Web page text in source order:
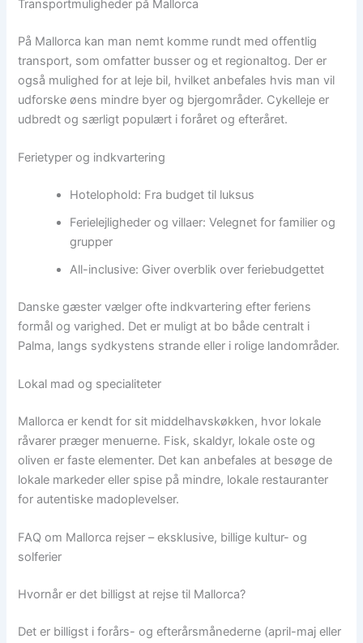
Transportmuligheder på Mallorca
På Mallorca kan man nemt komme rundt med offentlig
transport, som omfatter busser og et regionaltog. Der er
også mulighed for at leje bil, hvilket anbefales hvis man vil
udforske øens mindre byer og bjergområder. Cykelleje er
udbredt og særligt populært i foråret og efteråret.
Ferietyper og indkvartering
Hotelophold: Fra budget til luksus
Ferielejligheder og villaer: Velegnet for familier og
grupper
All-inclusive: Giver overblik over feriebudgettet
Danske gæster vælger ofte indkvartering efter feriens
formål og varighed. Det er muligt at bo både centralt i
Palma, langs sydkystens strande eller i rolige landområder.
Lokal mad og specialiteter
Mallorca er kendt for sit middelhavskøkken, hvor lokale
råvarer præger menuerne. Fisk, skaldyr, lokale oste og
oliven er faste elementer. Det kan anbefales at besøge de
lokale markeder eller spise på mindre, lokale restauranter
for autentiske madoplevelser.
FAQ om Mallorca rejser – eksklusive, billige kultur- og
solferier
Hvornår er det billigst at rejse til Mallorca?
Det er billigst i forårs- og efterårsmånederne (april-maj eller